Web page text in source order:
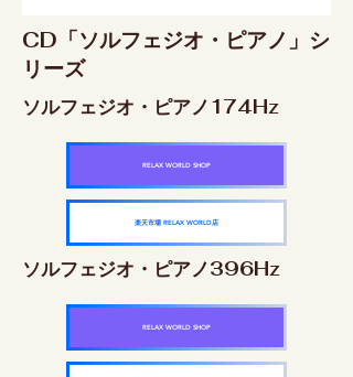
CD「ソルフェジオ・ピアノ」シ
リーズ
ソルフェジオ・ピアノ174Hz
RELAX WORLD SHOP
楽天市場 RELAX WORLD店
ソルフェジオ・ピアノ396Hz
RELAX WORLD SHOP